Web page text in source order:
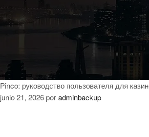
Pinco: руководство пользователя для
junio 21, 2026poradminbackup